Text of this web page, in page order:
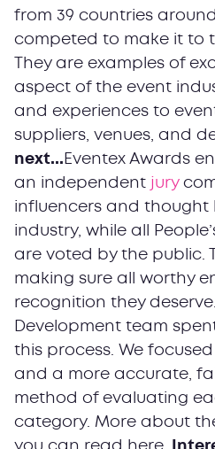
from 39 countries
competed to make it to
They are examples of
aspect of the event
and experiences to
suppliers, venues, and
next... Eventex Awards
an independent jury
influencers and thought
industry, while all
are voted by the public.
making sure all worthy
recognition they
Development team
this process. We
and a more accurate,
method of evaluating
category. More about
you can read here.